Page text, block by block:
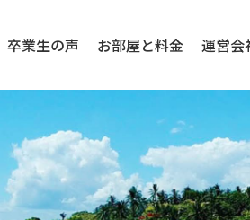
卒業生の声 お部屋と料金 運営会